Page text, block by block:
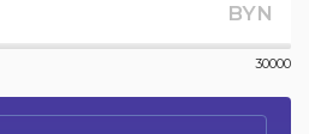
BYN
30000